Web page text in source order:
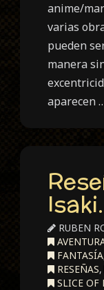
anime/
varias
pueden
manera
aparecen
Isaki.
RUBEN
FANTASÍA
RESEÑAS
SLICE OF